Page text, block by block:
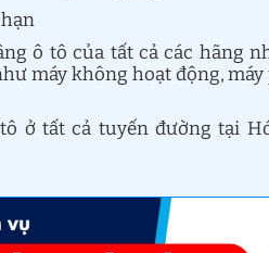
ô tô của tất cả các hãng
máy không hoạt động,
ở tất cả tuyến đường tại